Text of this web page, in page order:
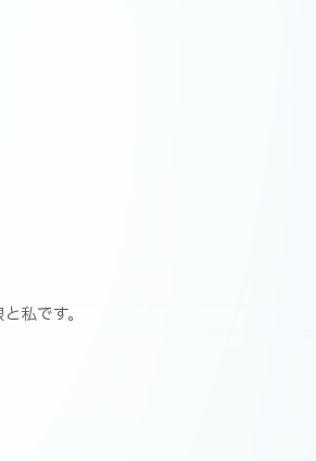
私です。